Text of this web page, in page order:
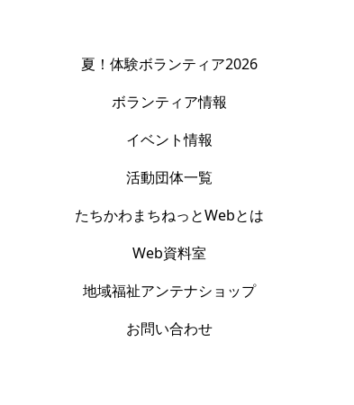
夏！体験ボランティア2026
ボランティア情報
イベント情報
活動団体一覧
たちかわまちねっとWebとは
Web資料室
地域福祉アンテナショップ
お問い合わせ